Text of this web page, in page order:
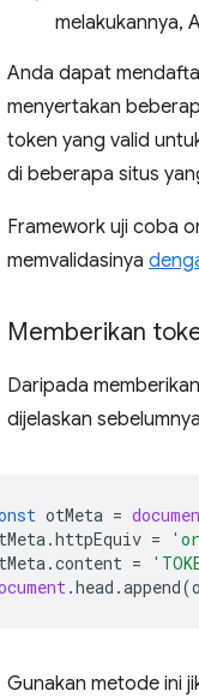
melakukannya,
Anda dapat
menyertakan
token yang valid
di beberapa situs
Framework uji coba
memvalidasinya
Memberikan
Daripada
dijelaskan
otMeta =
.httpEquiv =
.content =
.head .append(
Gunakan metode ini